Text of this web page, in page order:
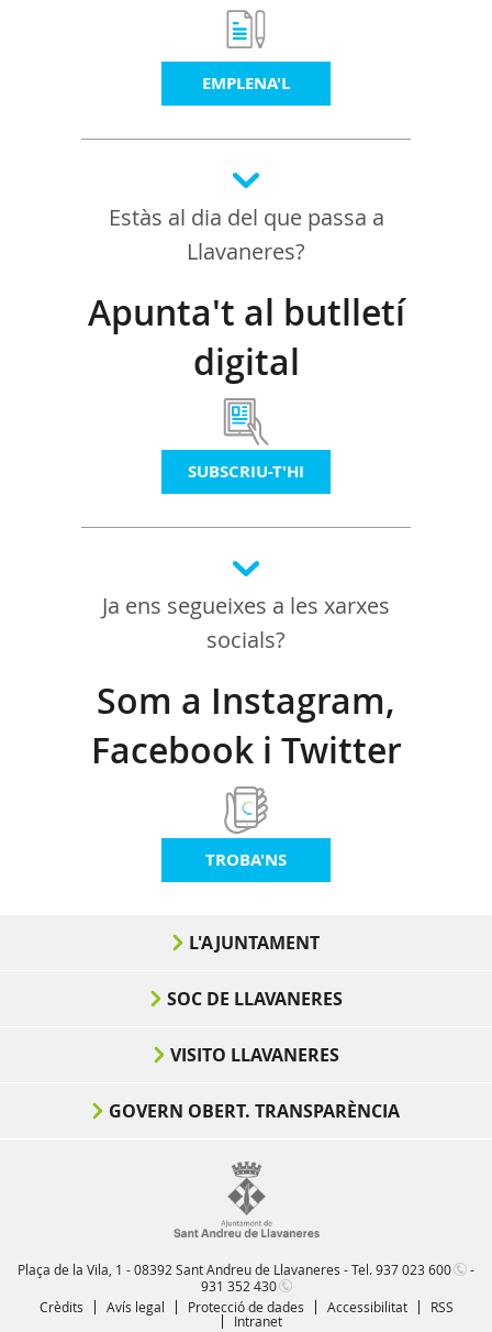
EMPLENA'L
Estàs al dia del que passa a
Llavaneres?
Apunta't al butlletí
digital
SUBSCRIU-T'HI
Ja ens segueixes a les xarxes
socials?
Som a Instagram,
Facebook i Twitter
TROBA'NS
L'AJUNTAMENT
SOC DE LLAVANERES
VISITO LLAVANERES
GOVERN OBERT. TRANSPARÈNCIA
Plaça de la Vila, 1 - 08392 Sant Andreu de Llavaneres - Tel.937 023 600
-
931 352 430
Crèdits
Avís legal Protecció de dades Accessibilitat
RSS
Intranet